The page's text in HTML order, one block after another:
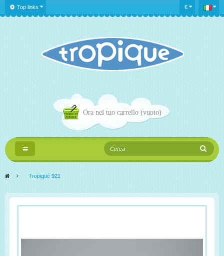
€
Top links
Ora nel tuo carrello (vuoto)
Navigazione
Toggle
> Tropique 921